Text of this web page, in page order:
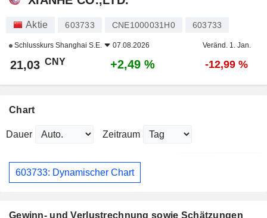
Aktie 603733 CNE1000031H0 603733
Schlusskurs Shanghai S.E. 07.08.2026 Veränd. 1. Jan.
21,03 CNY +2,49 % -12,99 %
Chart
Dauer Zeitraum
603733: Dynamischer Chart
Gewinn- und Verlustrechnung sowie Schätzungen